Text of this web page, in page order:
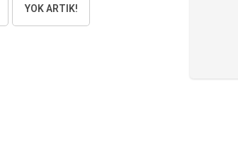
YOK ARTIK!